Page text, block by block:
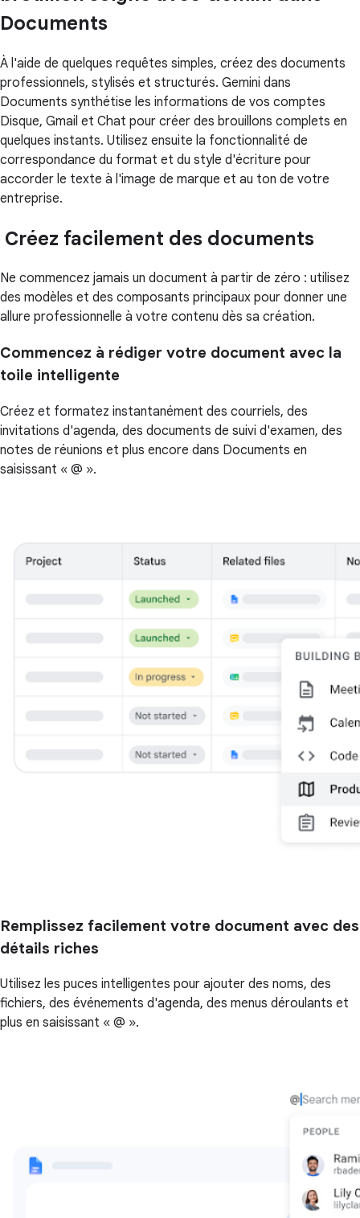
Documents
À l'aide de quelques requêtes simples, créez des documents
professionnels, stylisés et structurés. Gemini dans
Documents synthétise les informations de vos comptes
Disque, Gmail et Chat pour créer des brouillons complets en
quelques instants. Utilisez ensuite la fonctionnalité de
correspondance du format et du style d'écriture pour
accorder le texte à l'image de marque et au ton de votre
entreprise.
Créez facilement des documents
Ne commencez jamais un document à partir de zéro : utilisez
des modèles et des composants principaux pour donner une
allure professionnelle à votre contenu dès sa création.
Commencez à rédiger votre document avec la
toile intelligente
Créez et formatez instantanément des courriels, des
invitations d'agenda, des documents de suivi d'examen, des
notes de réunions et plus encore dans Documents en
saisissant « @ ».
Remplissez facilement votre document avec des
détails riches
Utilisez les puces intelligentes pour ajouter des noms, des
fichiers, des événements d'agenda, des menus déroulants et
plus en saisissant « @ ».